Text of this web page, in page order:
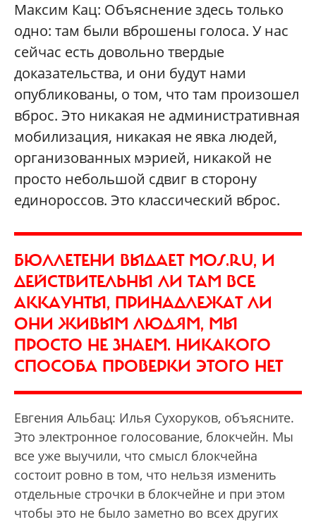
Максим Кац: Объяснение здесь только
одно: там были вброшены голоса. У нас
сейчас есть довольно твердые
доказательства, и они будут нами
опубликованы, о том, что там произошел
вброс. Это никакая не административная
мобилизация, никакая не явка людей,
организованных мэрией, никакой не
просто небольшой сдвиг в сторону
единороссов. Это классический вброс.
БЮЛЛЕТЕНИ ВЫДАЕТ MOS.RU, И
ДЕЙСТВИТЕЛЬНЫ ЛИ ТАМ ВСЕ
АККАУНТЫ, ПРИНАДЛЕЖАТ ЛИ
ОНИ ЖИВЫМ ЛЮДЯМ, МЫ
ПРОСТО НЕ ЗНАЕМ. НИКАКОГО
СПОСОБА ПРОВЕРКИ ЭТОГО НЕТ
Евгения Альбац: Илья Сухоруков, объясните.
Это электронное голосование, блокчейн. Мы
все уже выучили, что смысл блокчейна
состоит ровно в том, что нельзя изменить
отдельные строчки в блокчейне и при этом
чтобы это не было заметно во всех других